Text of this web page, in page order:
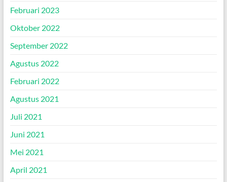
Februari 2023
Oktober 2022
September 2022
Agustus 2022
Februari 2022
Agustus 2021
Juli 2021
Juni 2021
Mei 2021
April 2021